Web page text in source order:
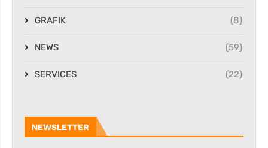
GRAFIK (8)
NEWS (59)
SERVICES (22)
NEWSLETTER